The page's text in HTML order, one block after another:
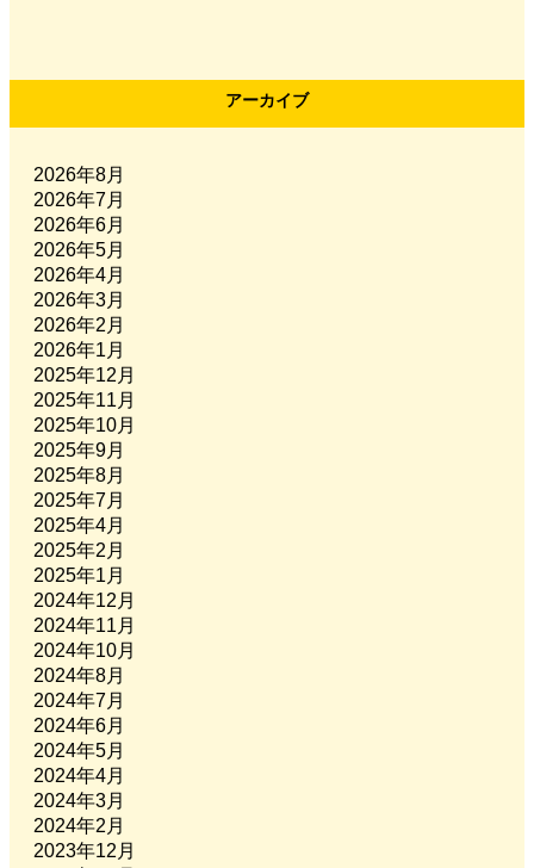
アーカイブ
2026年8月
2026年7月
2026年6月
2026年5月
2026年4月
2026年3月
2026年2月
2026年1月
2025年12月
2025年11月
2025年10月
2025年9月
2025年8月
2025年7月
2025年4月
2025年2月
2025年1月
2024年12月
2024年11月
2024年10月
2024年8月
2024年7月
2024年6月
2024年5月
2024年4月
2024年3月
2024年2月
2023年12月